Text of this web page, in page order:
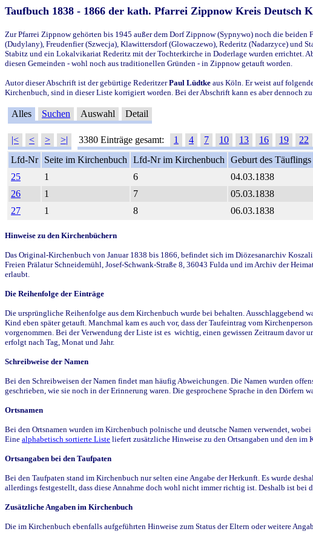
Taufbuch 1838 - 1866 der kath. Pfarrei Zippnow Kreis Deutsch
Zur Pfarrei Zippnow gehörten bis 1945 außer dem Dorf Zippnow (Sypnywo) noch die
(Dudylany), Freudenfier (Szwecja), Klawittersdorf (Glowaczewo), Rederitz (Nadarzyce) und
Stabitz und ein Lokalvikariat Rederitz mit der Tochterkirche in Doderlage wurden errichtet.
diesen Gemeinden - wohl noch aus traditionellen Gründen - in Zippnow getauft worden.
Autor dieser Abschrift ist der gebürtige RederitzerPaul Lüdtke aus Köln. Er weist auf
Kirchenbuch, sind in dieser Liste korrigiert worden. Bei der Abschrift kann es aber dennoch
Alles Suchen Auswahl Detail
|< < > >| 3380 Einträge gesamt: 1 4 7 10 13 16 19 22
Lfd-Nr
Seite im Kirchenbuch Lfd-Nr im Kirchenbuch Geburt des Täuflings
25
1 6 04.03.1838
26
1 7 05.03.1838
27
1 8 06.03.1838
Hinweise zu den Kirchenbüchern
Das Original-Kirchenbuch von Januar 1838 bis 1866, befindet sich im Diözesanarchiv
Freien Prälatur Schneidemühl, Josef-Schwank-Straße 8, 36043 Fulda und im Archiv der
erlaubt.
Die Reihenfolge der Einträge
Die ursprüngliche Reihenfolge aus dem Kirchenbuch wurde bei behalten. Ausschlaggebend
Kind eben später getauft. Manchmal kam es auch vor, dass der Taufeintrag vom
vorgenommen. Bei der Verwendung der Liste ist es wichtig, einen gewissen Zeitraum davor
erfolgt nach Tag, Monat und Jahr.
Schreibweise der Namen
Bei den Schreibweisen der Namen findet man häufig Abweichungen. Die Namen wurden
geschrieben, wie sie noch in der Erinnerung waren. Die gesprochene Sprache in den
Ortsnamen
Bei den Ortsnamen wurden im Kirchenbuch polnische und deutsche Namen verwendet,
Eine alphabetisch sortierte Liste liefert zusätzliche Hinweise zu den Ortsangaben und den im
Ortsangaben bei den Taufpaten
Bei den Taufpaten stand im Kirchenbuch nur selten eine Angabe der Herkunft. Es wurde
allerdings festgestellt, dass diese Annahme doch wohl nicht immer richtig ist. Deshalb ist bei
Zusätzliche Angaben im Kirchenbuch
Die im Kirchenbuch ebenfalls aufgeführten Hinweise zum Status der Eltern oder weitere